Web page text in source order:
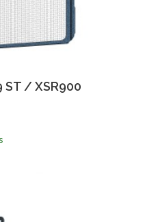
Vista Rapida
ST / XSR900